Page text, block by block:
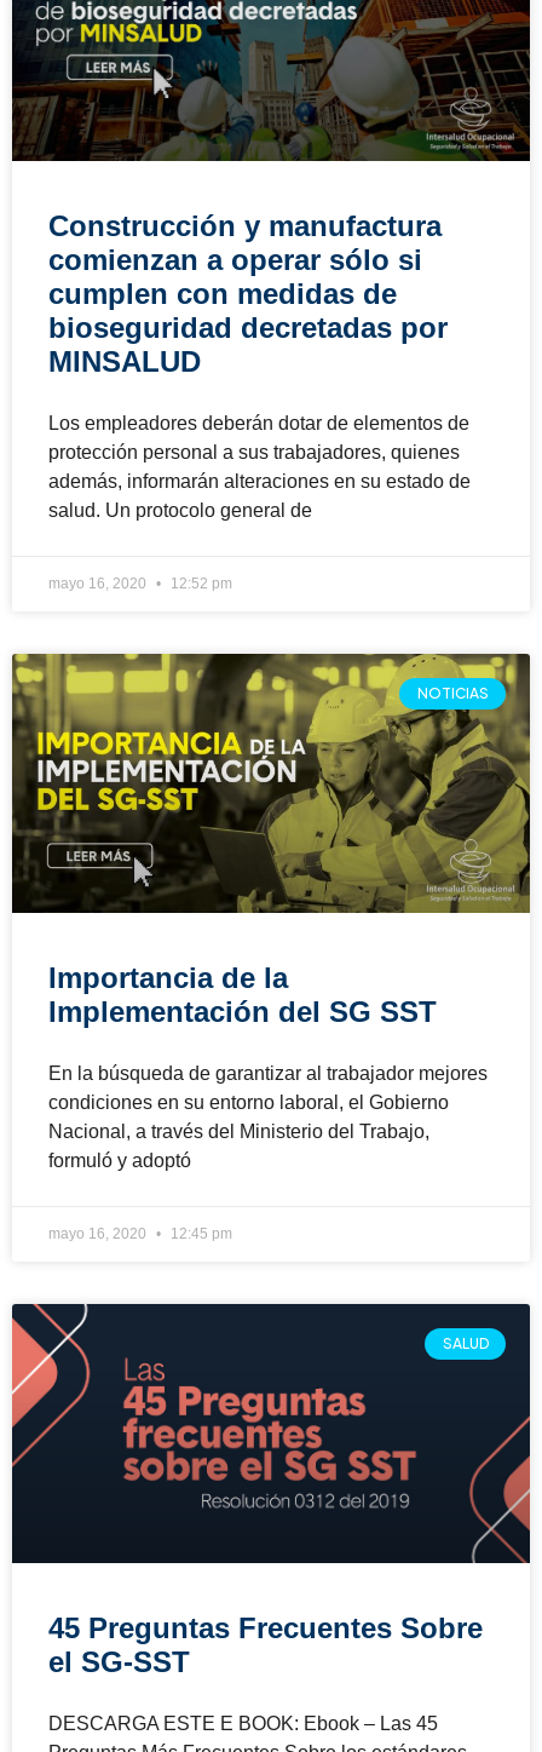
Construcción y manufactura
comienzan a operar sólo si
cumplen con medidas de
bioseguridad decretadas por
MINSALUD
Los empleadores deberán dotar de elementos de
protección personal a sus trabajadores, quienes
además, informarán alteraciones en su estado de
salud. Un protocolo general de
mayo 16, 2020 12:52 pm
NOTICIAS
Importancia de la
Implementación del SG SST
En la búsqueda de garantizar al trabajador mejores
condiciones en su entorno laboral, el Gobierno
Nacional, a través del Ministerio del Trabajo,
formuló y adoptó
mayo 16, 2020 12:45 pm
SALUD
45 Preguntas Frecuentes Sobre
el SG-SST
DESCARGA ESTE E BOOK: Ebook – Las 45